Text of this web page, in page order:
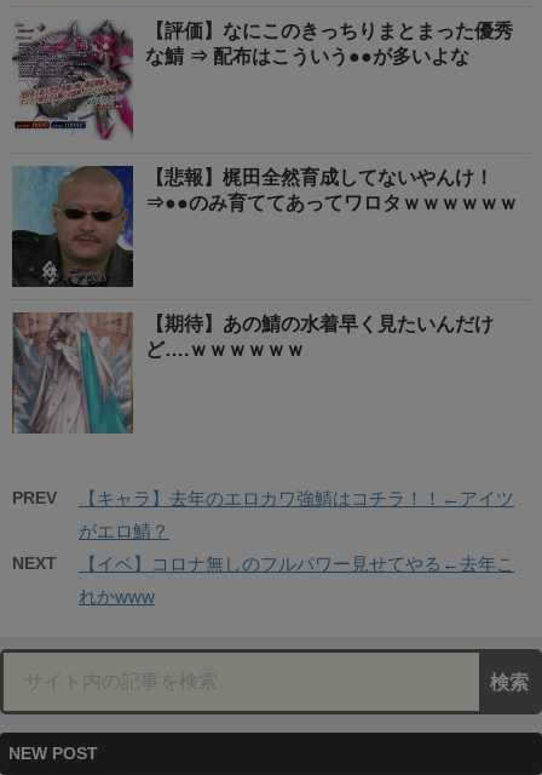
【評価】なにこのきっちりまとまった優秀
な鯖 ⇒ 配布はこういう●●が多いよな
【悲報】梶田全然育成してないやんけ！
⇒●●のみ育ててあってワロタｗｗｗｗｗｗ
【期待】あの鯖の水着早く見たいんだけ
ど….ｗｗｗｗｗｗ
PREV
【キャラ】去年のエロカワ強鯖はコチラ！！←アイツ
がエロ鯖？
NEXT
【イベ】コロナ無しのフルパワー見せてやる←去年こ
れかwww
NEW POST